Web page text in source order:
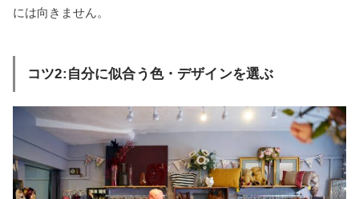
には向きません。
コツ2:自分に似合う色・デザインを選ぶ